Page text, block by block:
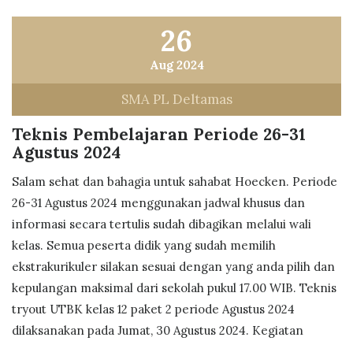
26
Aug 2024
SMA PL Deltamas
Teknis Pembelajaran Periode 26-31
Agustus 2024
Salam sehat dan bahagia untuk sahabat Hoecken. Periode
26-31 Agustus 2024 menggunakan jadwal khusus dan
informasi secara tertulis sudah dibagikan melalui wali
kelas. Semua peserta didik yang sudah memilih
ekstrakurikuler silakan sesuai dengan yang anda pilih dan
kepulangan maksimal dari sekolah pukul 17.00 WIB. Teknis
tryout UTBK kelas 12 paket 2 periode Agustus 2024
dilaksanakan pada Jumat, 30 Agustus 2024. Kegiatan